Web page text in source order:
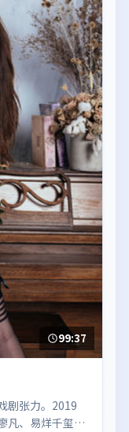
99:37
剧张力。2019
凡、易烊千玺、